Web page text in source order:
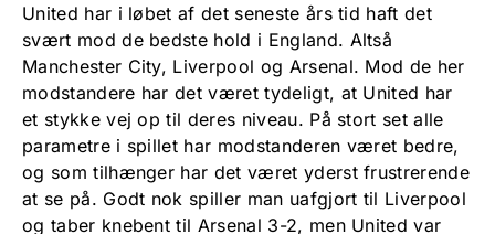
United har i løbet af det seneste års tid haft det
svært mod de bedste hold i England. Altså
Manchester City, Liverpool og Arsenal. Mod de her
modstandere har det været tydeligt, at United har
et stykke vej op til deres niveau. På stort set alle
parametre i spillet har modstanderen været bedre,
og som tilhænger har det været yderst frustrerende
at se på. Godt nok spiller man uafgjort til Liverpool
og taber knebent til Arsenal 3-2, men United var